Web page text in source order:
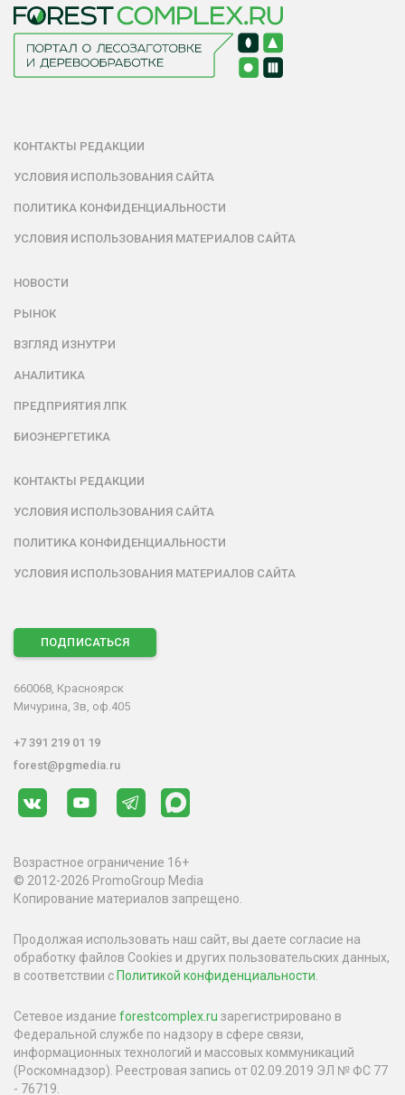
КОНТАКТЫ РЕДАКЦИИ
УСЛОВИЯ ИСПОЛЬЗОВАНИЯ САЙТА
ПОЛИТИКА КОНФИДЕНЦИАЛЬНОСТИ
УСЛОВИЯ ИСПОЛЬЗОВАНИЯ МАТЕРИАЛОВ САЙТА
НОВОСТИ
РЫНОК
ВЗГЛЯД ИЗНУТРИ
АНАЛИТИКА
ПРЕДПРИЯТИЯ ЛПК
БИОЭНЕРГЕТИКА
КОНТАКТЫ РЕДАКЦИИ
УСЛОВИЯ ИСПОЛЬЗОВАНИЯ САЙТА
ПОЛИТИКА КОНФИДЕНЦИАЛЬНОСТИ
УСЛОВИЯ ИСПОЛЬЗОВАНИЯ МАТЕРИАЛОВ САЙТА
ПОДПИСАТЬСЯ
660068, Красноярск
Мичурина, 3в, оф.405
+7 391 219 01 19
forest@pgmedia.ru
Возрастное ограничение 16+
© 2012-2026 PromoGroup Media
Копирование материалов запрещено.
Продолжая использовать наш сайт, вы даете согласие на
обработку файлов Cookies и других пользовательских данных,
в соответствии сПолитикой конфиденциальности
Сетевое издание forestcomplex.ru зарегистрировано в
Федеральной службе по надзору в сфере связи,
информационных технологий и массовых коммуникаций
(Роскомнадзор). Реестровая запись от 02.09.2019 ЭЛ № ФС 77
- 76719.